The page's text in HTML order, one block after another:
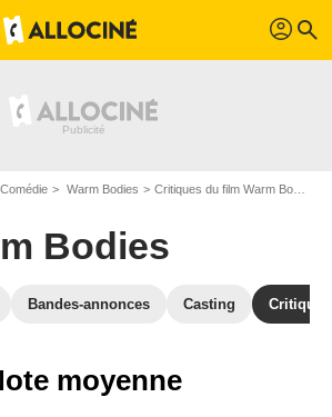
profil search
Warm Bodies Critiques du film Warm Bodies
Bodies
Bandes-annonces Casting
moyenne